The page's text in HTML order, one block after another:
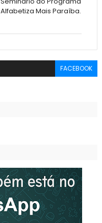
Alfabetiza Mais Paraíba.
FACEBOOK